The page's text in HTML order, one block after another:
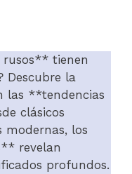
tienen
Descubre la
las **tendencias
clásicos
modernas, los
revelan
profundos.